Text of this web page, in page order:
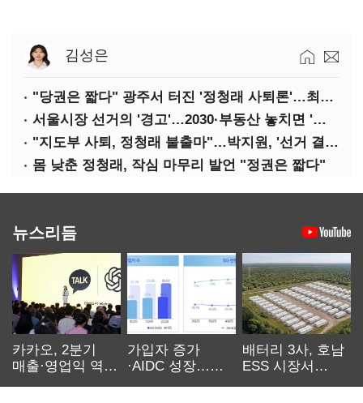
김성은
"당권은 짧다" 광주서 터진 '정청래 사퇴론'…최고위 '아수라장'
서울시장 선거의 '경고'…2030·부동산 놓치면 '총선도 대선도' 패배
"지도부 사퇴, 정청래 불출마"…박지원, '선거 결과 책임' 강조
몸 낮춘 정청래, 작심 마무리 발언 "정권은 짧다"
뉴스리듬
카카오, 2분기
매출·영업익 역대
가입자 증가
·AIDC 성장…
배터리 3사, 호남
ESS 시장서